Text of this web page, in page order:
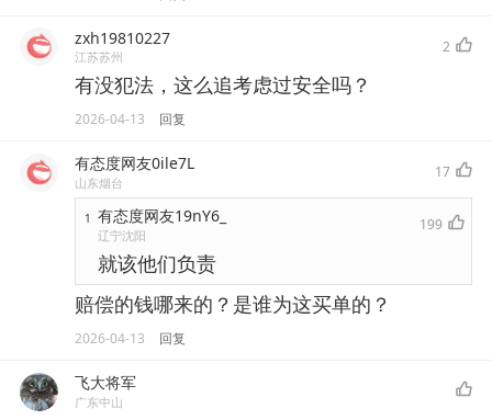
zxh19810227
江苏苏州
2
有没犯法，这么追考虑过安全吗？
2026-04-13 回复
有态度网友0ile7L
山东烟台
17
1 有态度网友19nY6_
辽宁沈阳
199
就该他们负责
赔偿的钱哪来的？是谁为这买单的？
2026-04-13 回复
飞大将军
广东中山